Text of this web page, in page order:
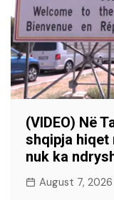
(VIDEO) Në
shqipja hiqet
nuk ka
August 7, 2026